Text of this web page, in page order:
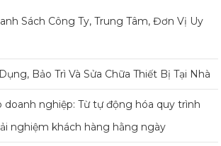
Sách Công Ty, Trung Tâm, Đơn Vị Uy
Bảo Trì Và Sửa Chữa Thiết Bị Tại Nhà
doanh nghiệp: Từ tự động hóa quy trình
nghiệm khách hàng hằng ngày